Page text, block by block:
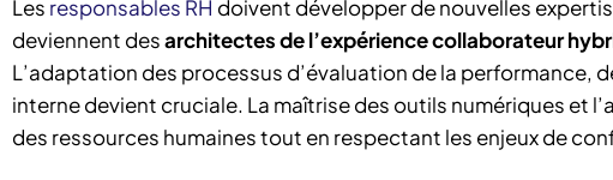
Les responsables RH doivent développer de nouvelles
deviennent desarchitectes de l’expérience collaborateur
L’adaptation des processus d’évaluation de la
interne devient cruciale. La maîtrise des outils numériques et
des ressources humaines tout en respectant les enjeux de